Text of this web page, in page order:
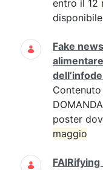
entro il 12
disponibile
Fake
Contenuto
poster
maggio